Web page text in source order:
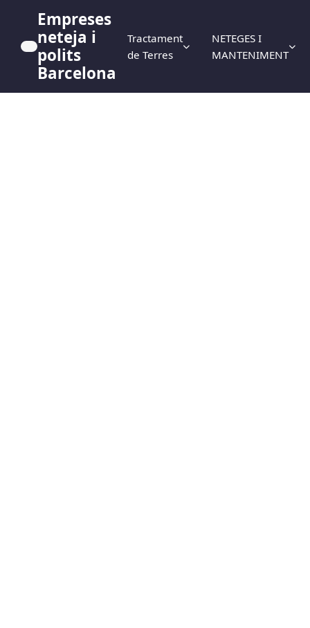
Empreses
neteja i
polits
Barcelona
Tractament
de Terres
NETEGES I
MANTENIMENT